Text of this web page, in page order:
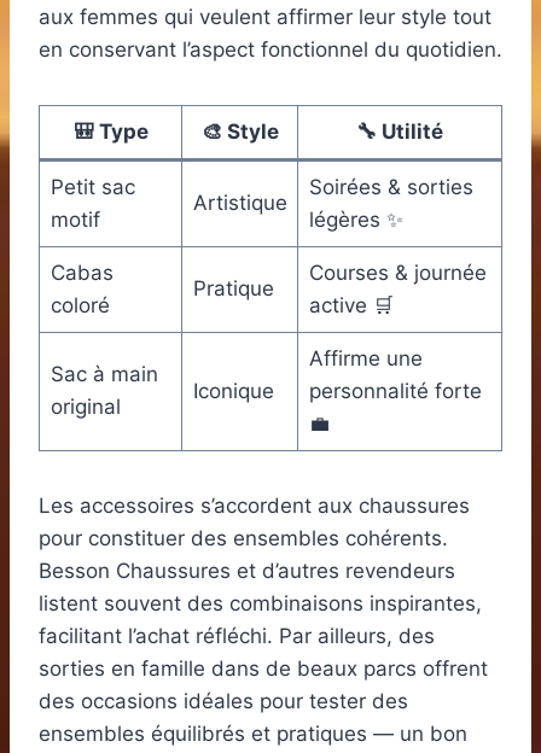
aux femmes qui veulent affirmer leur style tout
en conservant l’aspect fonctionnel du quotidien.
🎒 Type 🎨 Style 🔧 Utilité
Petit sac
motif
Artistique
Soirées & sorties
légères ✨
Cabas
coloré
Pratique
Courses & journée
active 🛒
Sac à main
original
Iconique
Affirme une
personnalité forte
💼
Les accessoires s’accordent aux chaussures
pour constituer des ensembles cohérents.
Besson Chaussures et d’autres revendeurs
listent souvent des combinaisons inspirantes,
facilitant l’achat réfléchi. Par ailleurs, des
sorties en famille dans de beaux parcs offrent
des occasions idéales pour tester des
ensembles équilibrés et pratiques — un bon